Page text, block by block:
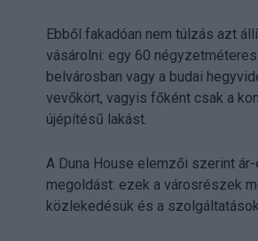
Ebből fakadóan nem túlzás azt
vásárolni: egy 60
belvárosban vagy a budai
vevőkört, vagyis főként csak a
újépítésű lakást.
A Duna House elemzői szerint
megoldást: ezek a városrészek
közlekedésük és a